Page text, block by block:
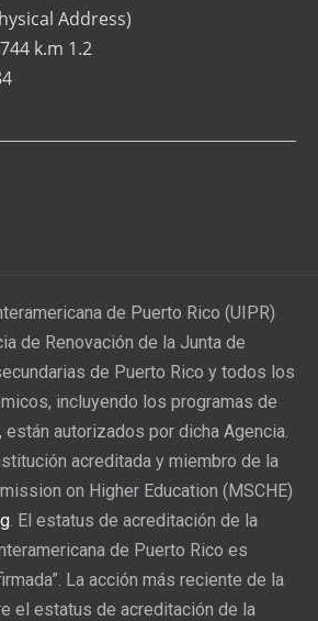
Address)
k.m 1.2
de Puerto Rico (UIPR)
de Renovación de la Junta de
de Puerto Rico y todos los
incluyendo los programas de
están autorizados por dicha Agencia.
acreditada y miembro de la
on Higher Education (MSCHE)
. El estatus de acreditación de la
de Puerto Rico es
La acción más reciente de la
el estatus de acreditación de la